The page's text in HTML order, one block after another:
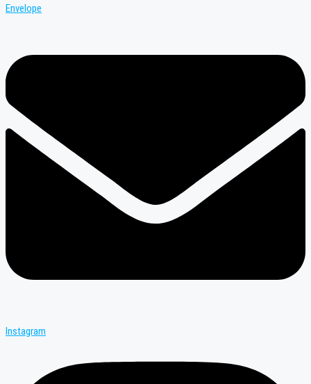
Envelope
Instagram